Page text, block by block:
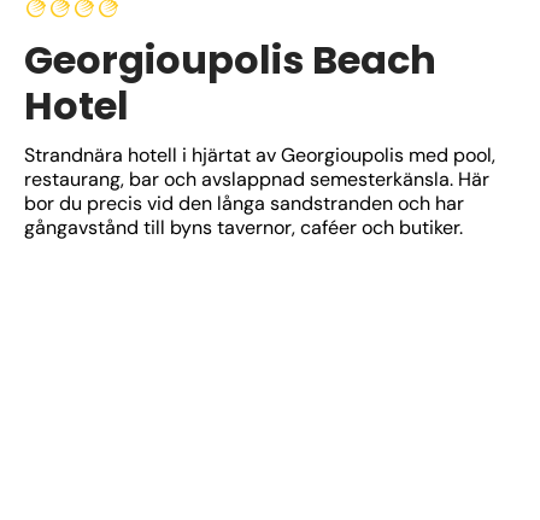
Georgioupolis Beach
Hotel
Strandnära hotell i hjärtat av Georgioupolis med pool,
restaurang, bar och avslappnad semesterkänsla. Här
bor du precis vid den långa sandstranden och har
gångavstånd till byns tavernor, caféer och butiker.